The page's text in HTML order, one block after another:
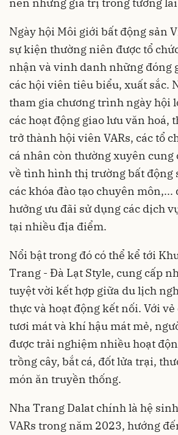
Ngày hội Môi giới bất động sản
sự kiện thường niên được tổ
nhận và vinh danh những đóng
các hội viên tiêu biểu, xuất sắc.
tham gia chương trình ngày hội
các hoạt động giao lưu văn hoá,
trở thành hội viên VARs, các tổ
cá nhân còn thường xuyên cung
về tình hình thị trường bất động
các khóa đào tạo chuyên môn,...
hưởng ưu đãi sử dụng các dịch
tại nhiều địa điểm.
Nổi bật trong đó có thể kể tới
Trang - Đà Lạt Style, cung cấp
tuyệt vời kết hợp giữa du lịch
thực và hoạt động kết nối. Với
tươi mát và khí hậu mát mẻ,
được trải nghiệm nhiều hoạt
trồng cây, bắt cá, đốt lửa trại,
món ăn truyền thống.
Nha Trang Dalat chính là hệ
VARs trong năm 2023, hướng